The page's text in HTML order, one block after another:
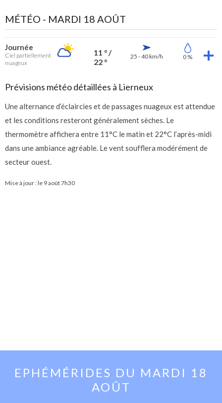
MÉTÉO - MARDI 18 AOÛT
Journée
Ciel partiellement
nuageux
11 ° /
22 °
25 - 40 km/h 0 %
Prévisions météo détaillées à Lierneux
Une alternance d’éclaircies et de passages nuageux est attendue
et les conditions resteront généralement sèches. Le
thermomètre affichera entre 11°C le matin et 22°C l’après-midi
dans une ambiance agréable. Le vent soufflera modérément de
secteur ouest.
Mise à jour : le 9 août 7h30
EPHÉMÉRIDES DU MARDI 18
AOÛT